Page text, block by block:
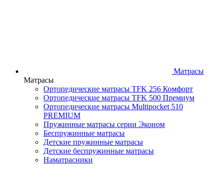
Матрасы
Матрасы
Ортопедические матрасы TFK 256 Комфорт
Ортопедические матрасы TFK 500 Премиум
Ортопедические матрасы Multipocket 510
PREMIUM
Пружинные матрасы серии Эконом
Беспружинные матрасы
Детские пружинные матрасы
Детские беспружинные матрасы
Наматрасники